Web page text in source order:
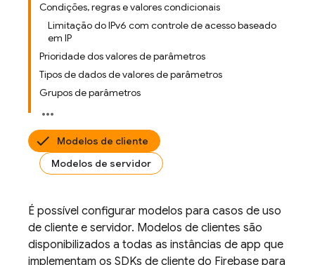
Condições, regras e valores condicionais
Limitação do IPv6 com controle de acesso baseado
em IP
Prioridade dos valores de parâmetros
Tipos de dados de valores de parâmetros
Grupos de parâmetros
Modelos de cliente
Modelos de servidor
É possível configurar modelos para casos de uso
de cliente e servidor. Modelos de clientes são
disponibilizados a todas as instâncias de app que
implementam os SDKs de cliente do Firebase para